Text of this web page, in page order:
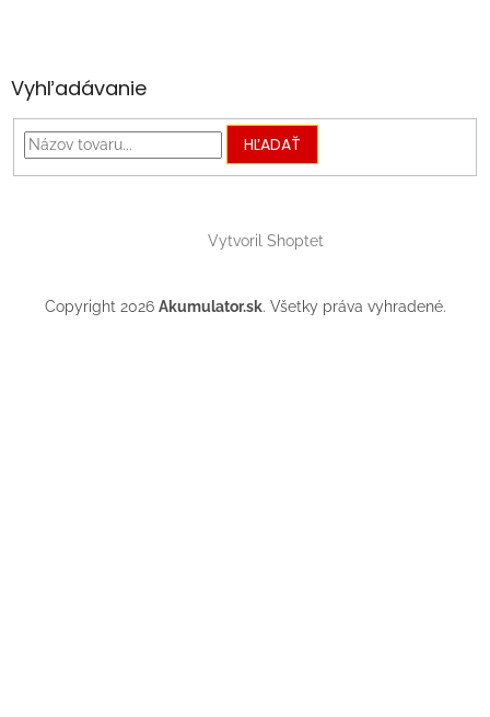
Vyhľadávanie
HĽADAŤ
Vytvoril Shoptet
Copyright 2026 Akumulator.sk. Všetky práva vyhradené.